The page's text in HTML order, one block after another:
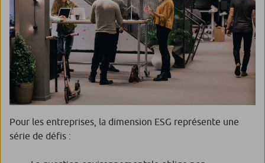
Pour les entreprises, la dimension ESG représente une
série de défis :